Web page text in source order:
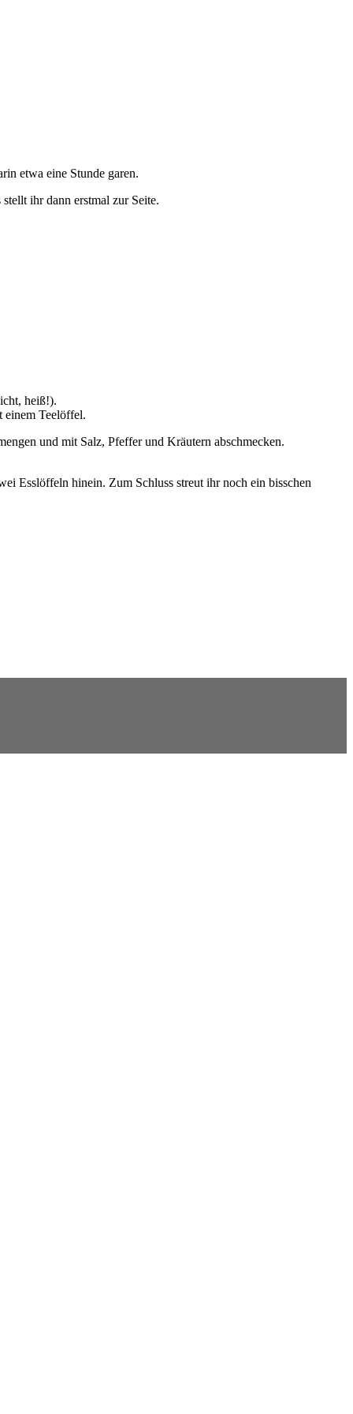
etwa eine Stunde garen.
ihr dann erstmal zur Seite.
heiß!).
einem Teelöffel.
und mit Salz, Pfeffer und Kräutern abschmecken.
Esslöffeln hinein. Zum Schluss streut ihr noch ein bisschen